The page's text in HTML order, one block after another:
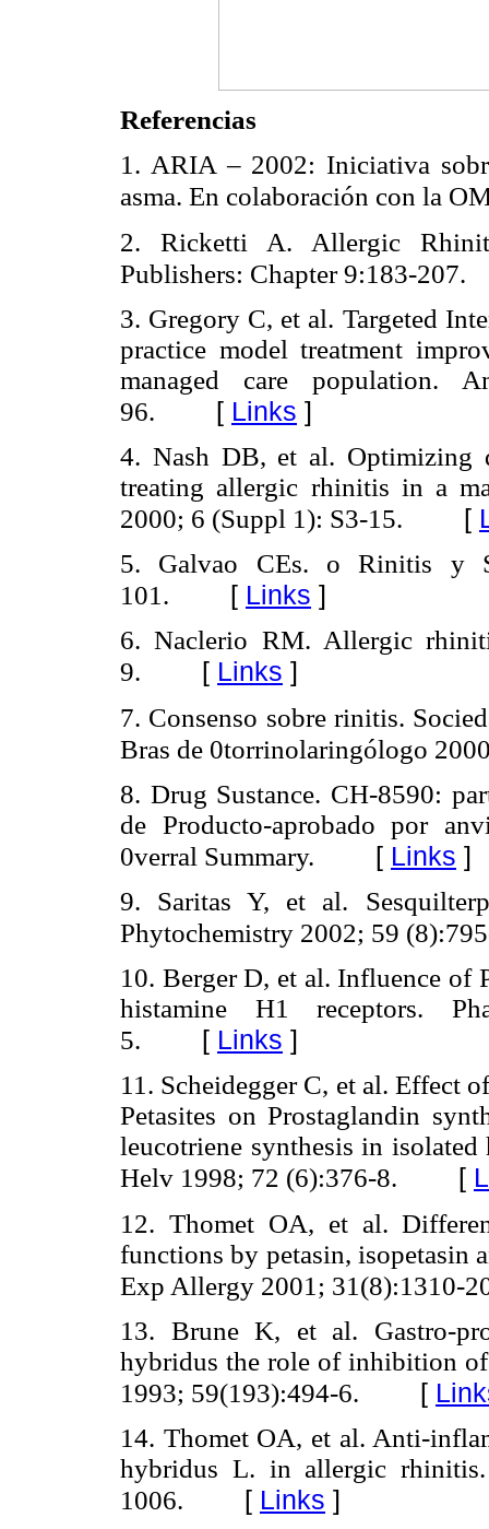
Referencias
1. ARIA – 2002: Iniciativa
asma. En colaboración con la
2. Ricketti A. Allergic
Publishers: Chapter 9:183-207.
3. Gregory C, et al. Targeted
practice model treatment
managed care population.
96. [ Links ]
4. Nash DB, et al. Optimizing
treating allergic rhinitis in a
2000; 6 (Suppl 1): S3-15. [
5. Galvao CEs. o Rinitis y
101. [ Links ]
6. Naclerio RM. Allergic
9. [ Links ]
7. Consenso sobre rinitis.
Bras de 0torrinolaringólogo
8. Drug Sustance. CH-8590:
de Producto-aprobado por
0verral Summary. [ Links ]
9. Saritas Y, et al.
Phytochemistry 2002; 59
10. Berger D, et al. Influence of
histamine H1 receptors.
5. [ Links ]
11. Scheidegger C, et al. Effect
Petasites on Prostaglandin
leucotriene synthesis in
Helv 1998; 72 (6):376-8. [
12. Thomet OA, et al.
functions by petasin, isopetasin
Exp Allergy 2001; 31(8):1310-
13. Brune K, et al. Gastro-
hybridus the role of inhibition
1993; 59(193):494-6. [
14. Thomet OA, et al. Anti-
hybridus L. in allergic
1006. [ Links ]